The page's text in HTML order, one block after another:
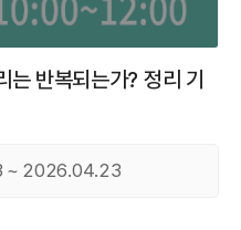
반복되는가? 정리 기
~ 2026.04.23